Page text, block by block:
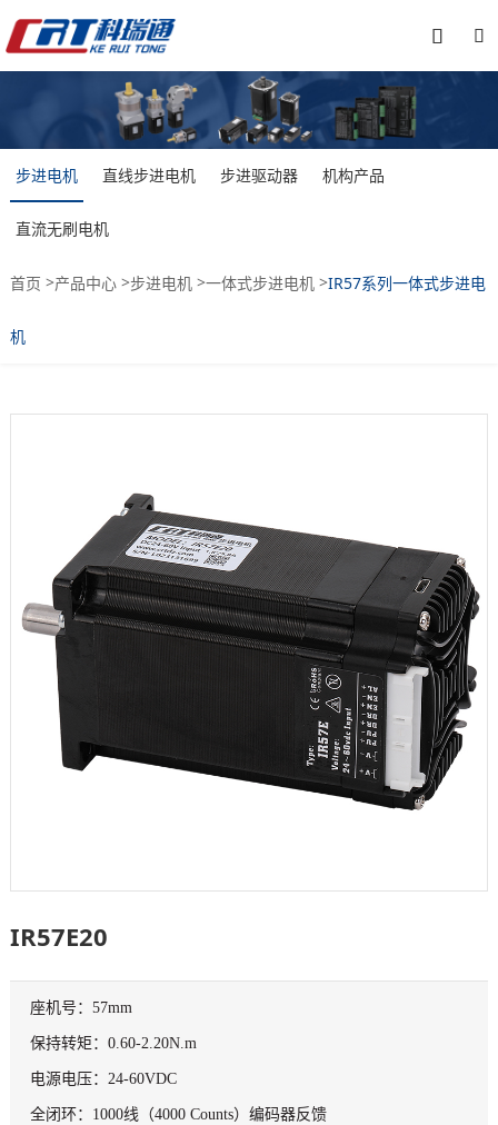


步进电机 直线步进电机 步进驱动器 机构产品
直流无刷电机
首页 >产品中心>步进电机>一体式步进电机>IR57系列一体式步进电
机
IR57E20
座机号：57mm
保持转矩：0.60-2.20N.m
电源电压：24-60VDC
全闭环：1000线（4000 Counts）编码器反馈